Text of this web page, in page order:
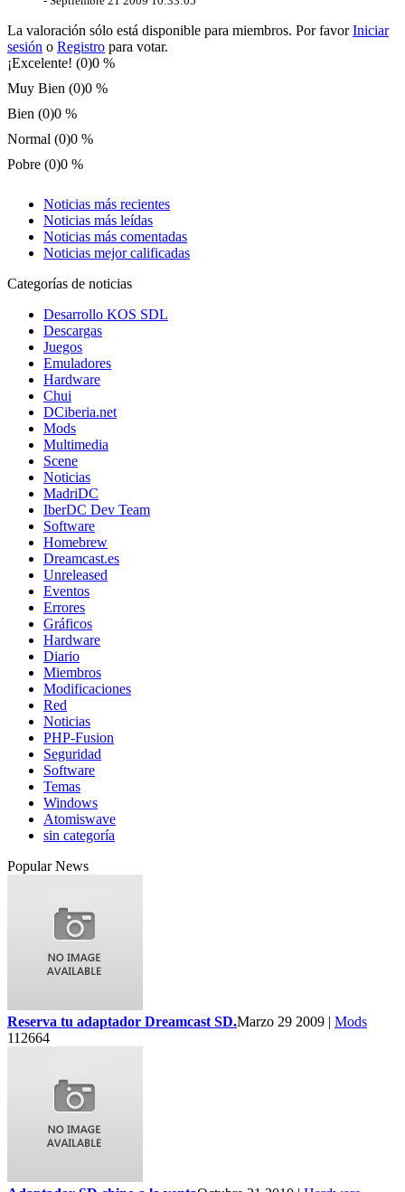
La valoración sólo está disponible para miembros. Por favorIniciar
sesión o Registro para votar.
¡Excelente! (0)0 %
Muy Bien (0)0 %
Bien (0)0 %
Normal (0)0 %
Pobre (0)0 %
Noticias más recientes
Noticias más leídas
Noticias más comentadas
Noticias mejor calificadas
Categorías de noticias
Desarrollo KOS SDL
Descargas
Juegos
Emuladores
Hardware
Chui
DCiberia.net
Mods
Multimedia
Scene
Noticias
MadriDC
IberDC Dev Team
Software
Homebrew
Dreamcast.es
Unreleased
Eventos
Errores
Gráficos
Hardware
Diario
Miembros
Modificaciones
Red
Noticias
PHP-Fusion
Seguridad
Software
Temas
Windows
Atomiswave
sin categoría
Popular News
Reserva tu adaptador Dreamcast SD.Marzo 29 2009 | Mods
112664